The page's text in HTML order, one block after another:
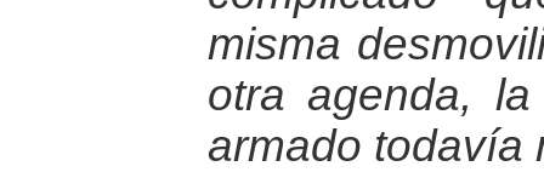
misma
otra agenda,
armado todavía